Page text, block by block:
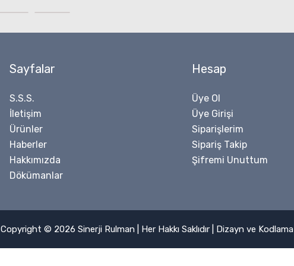
Sayfalar
S.S.S.
İletişim
Ürünler
Haberler
Hakkımızda
Dökümanlar
Hesap
Üye Ol
Üye Girişi
Siparişlerim
Sipariş Takip
Şifremi Unuttum
Copyright © 2026 Sinerji Rulman | Her Hakkı Saklıdır | Dizayn ve Kodlama